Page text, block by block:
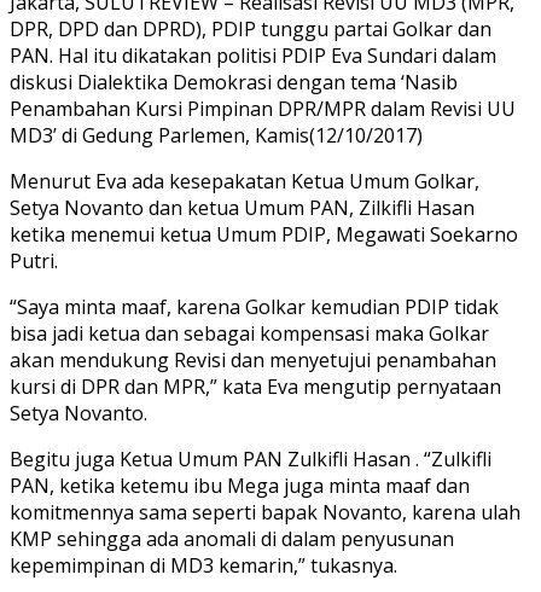
DPR, DPD dan DPRD), PDIP tunggu partai Golkar dan
PAN. Hal itu dikatakan politisi PDIP Eva Sundari dalam
diskusi Dialektika Demokrasi dengan tema ‘Nasib
Penambahan Kursi Pimpinan DPR/MPR dalam Revisi UU
MD3’ di Gedung Parlemen, Kamis(12/10/2017)
Menurut Eva ada kesepakatan Ketua Umum Golkar,
Setya Novanto dan ketua Umum PAN, Zilkifli Hasan
ketika menemui ketua Umum PDIP, Megawati Soekarno
Putri.
“Saya minta maaf, karena Golkar kemudian PDIP tidak
bisa jadi ketua dan sebagai kompensasi maka Golkar
akan mendukung Revisi dan menyetujui penambahan
kursi di DPR dan MPR,” kata Eva mengutip pernyataan
Setya Novanto.
Begitu juga Ketua Umum PAN Zulkifli Hasan . “Zulkifli
PAN, ketika ketemu ibu Mega juga minta maaf dan
komitmennya sama seperti bapak Novanto, karena ulah
KMP sehingga ada anomali di dalam penyusunan
kepemimpinan di MD3 kemarin,” tukasnya.